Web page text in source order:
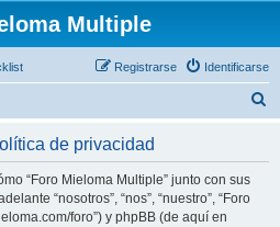
Multiple
Identificarse
Registrarse
de privacidad
“Foro Mieloma Multiple” junto con sus
“nosotros”, “nos”, “nuestro”, “Foro
foro”) y phpBB (de aquí en